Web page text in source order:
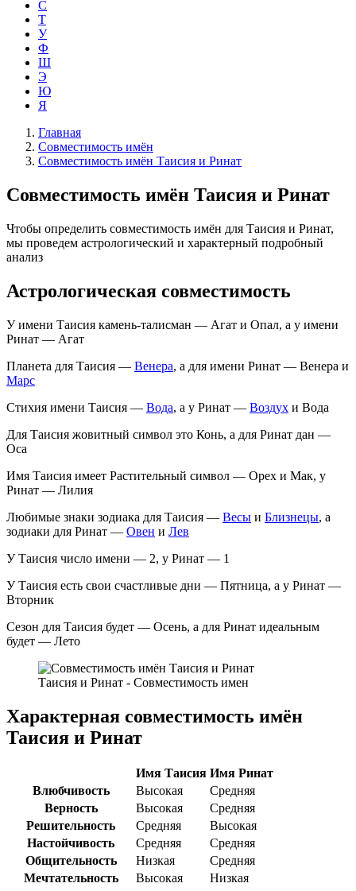
С
Т
У
Ф
Ш
Э
Ю
Я
Главная
Совместимость имён
Совместимость имён Таисия и Ринат
Совместимость имён Таисия и Ринат
Чтобы определить совместимость имён для Таисия и Ринат,
мы проведем астрологический и характерный подробный
анализ
Астрологическая совместимость
У имени Таисия камень-талисман — Агат и Опал, а у имени
Ринат — Агат
Планета для Таисия — Венера, а для имени Ринат — Венера и
Марс
Стихия имени Таисия — Вода, а у Ринат — Воздух и Вода
Для Таисия жовитный символ это Конь, а для Ринат дан —
Оса
Имя Таисия имеет Растительный символ — Орех и Мак, у
Ринат — Лилия
Любимые знаки зодиака для Таисия — Весы и Близнецы, а
зодиаки для Ринат — Овен и Лев
У Таисия число имени — 2, у Ринат — 1
У Таисия есть свои счастливые дни — Пятница, а у Ринат —
Вторник
Сезон для Таисия будет — Осень, а для Ринат идеальным
будет — Лето
Таисия и Ринат - Совместимость имен
Характерная совместимость имён
Таисия и Ринат
Имя Таисия Имя Ринат
Влюбчивость
Высокая
Средняя
Верность
Высокая
Средняя
Решительность
Средняя
Высокая
Настойчивость
Средняя
Средняя
Общительность
Низкая
Средняя
Мечтательность
Высокая
Низкая